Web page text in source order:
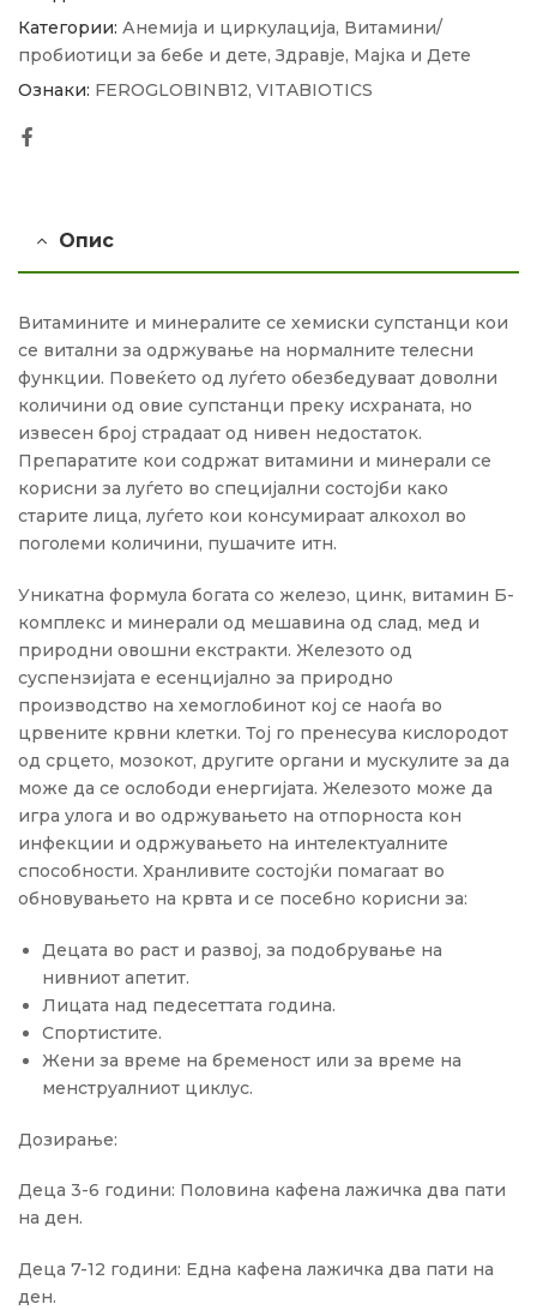
Категории: Анемија и циркулација, Витамини/
пробиотици за бебе и дете, Здравје, Мајка и Дете
Ознаки: FEROGLOBINB12, VITABIOTICS
Опис
Витамините и минералите се хемиски супстанци кои
се витални за одржување на нормалните телесни
функции. Повеќето од луѓето обезбедуваат доволни
количини од овие супстанци преку исхраната, но
извесен број страдаат од нивен недостаток.
Препаратите кои содржат витамини и минерали се
корисни за луѓето во специјални состојби како
старите лица, луѓето кои консумираат алкохол во
поголеми количини, пушачите итн.
Уникатна формула богата со железо, цинк, витамин Б-
комплекс и минерали од мешавина од слад, мед и
природни овошни екстракти. Железото од
суспензијата е есенцијално за природно
производство на хемоглобинот кој се наоѓа во
црвените крвни клетки. Тој го пренесува кислородот
од срцето, мозокот, другите органи и мускулите за да
може да се ослободи енергијата. Железото може да
игра улога и во одржувањето на отпорноста кон
инфекции и одржувањето на интелектуалните
способности. Хранливите состојќи помагаат во
обновувањето на крвта и се посебно корисни за:
Децата во раст и развој, за подобрување на
нивниот апетит.
Лицата над педесеттата година.
Спортистите.
Жени за време на бременост или за време на
менструалниот циклус.
Дозирање:
Деца 3-6 години: Половина кафена лажичка два пати
на ден.
Деца 7-12 години: Една кафена лажичка два пати на
ден.